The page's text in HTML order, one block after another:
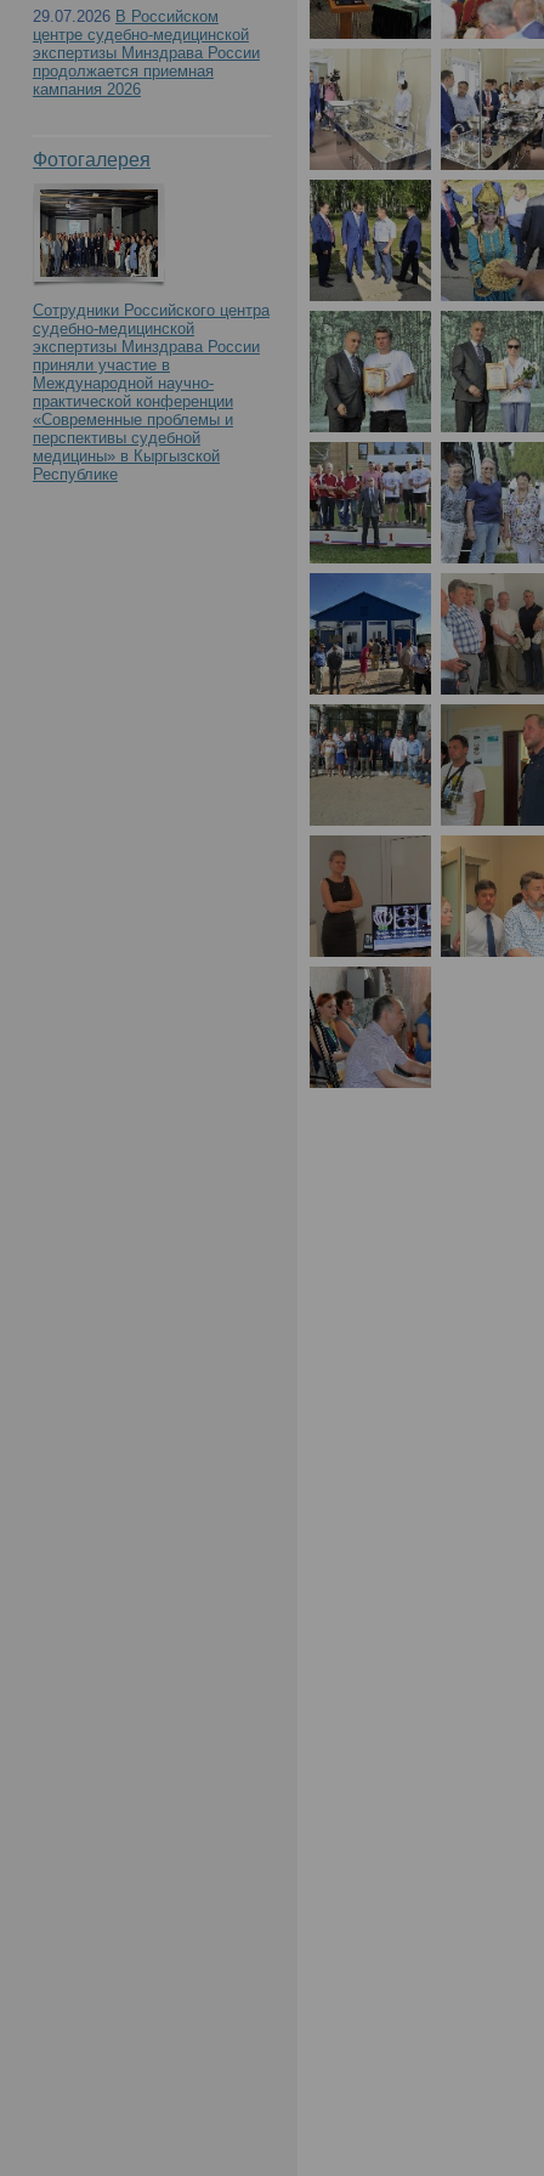
29.07.2026 В Российском
центре судебно-медицинской
экспертизы Минздрава России
продолжается приемная
кампания 2026
Фотогалерея
Сотрудники Российского центра
судебно-медицинской
экспертизы Минздрава России
приняли участие в
Международной научно-
практической конференции
«Современные проблемы и
перспективы судебной
медицины» в Кыргызской
Республике